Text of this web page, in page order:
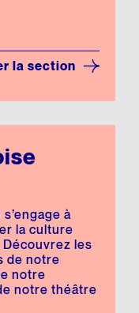
la section
à
la culture
les
de notre
notre
notre théâtre